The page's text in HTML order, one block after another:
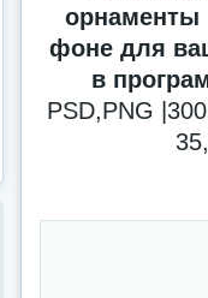
орнаменты
фоне для
в
PSD,PNG